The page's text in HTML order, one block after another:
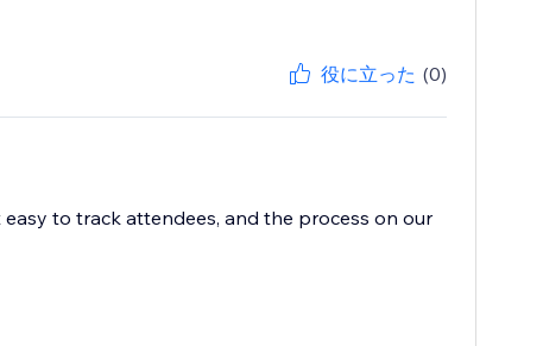
役に立った (0)
to track attendees, and the process on our